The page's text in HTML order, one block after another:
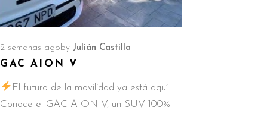
2 semanas ago by Julián Castilla
GAC AION V
El futuro de la movilidad ya está aquí.
Conoce el GAC AION V, un SUV 100%